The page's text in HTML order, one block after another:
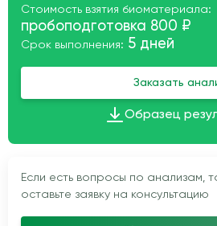
Стоимость взятия биоматериала:
пробоподготовка 800 ₽
Срок выполнения: 5 дней
Заказать
Образец
Если есть вопросы по анализам,
оставьте заявку на консультацию